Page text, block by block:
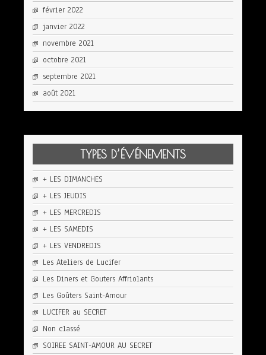
février 2022
janvier 2022
novembre 2021
octobre 2021
septembre 2021
août 2021
TYPES D’ÉVÉNEMENTS
+ LES DIMANCHES
+ LES JEUDIS
+ LES MERCREDIS
+ LES SAMEDIS
+ LES VENDREDIS
Les Ateliers de Lucifer
Les Diners et Gouters Affriolants
Les Goûters Saint-Amour
LUCIFER au SECRET
Non classé
SOIREE SAINT-AMOUR AU SECRET